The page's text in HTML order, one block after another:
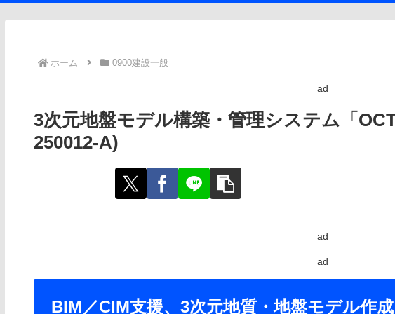
ホーム 0900建設一般
ad
3次元地盤モデル構築・管理システム「
250012-A)
ad
ad
BIM／CIM支援、3次元地質・地盤モデル作